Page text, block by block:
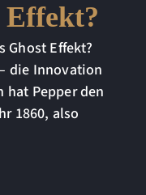
Effekt?
Ghost Effekt?
die Innovation
hat Pepper den
1860, also